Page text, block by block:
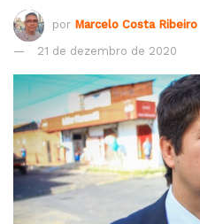
por Marcelo Costa Ribeiro
21 de dezembro de 2020